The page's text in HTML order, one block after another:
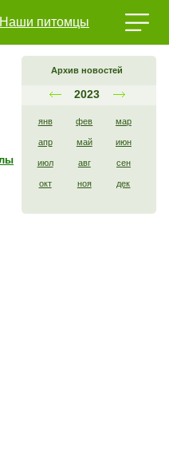
Наши питомцы
Архив новостей
2023
янв фев мар
апр май июн
июл авг сен
окт ноя дек